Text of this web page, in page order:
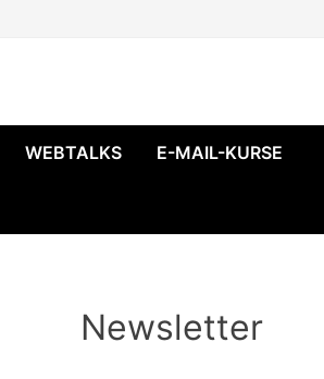
WEBTALKS E-MAIL-KURSE
Newsletter